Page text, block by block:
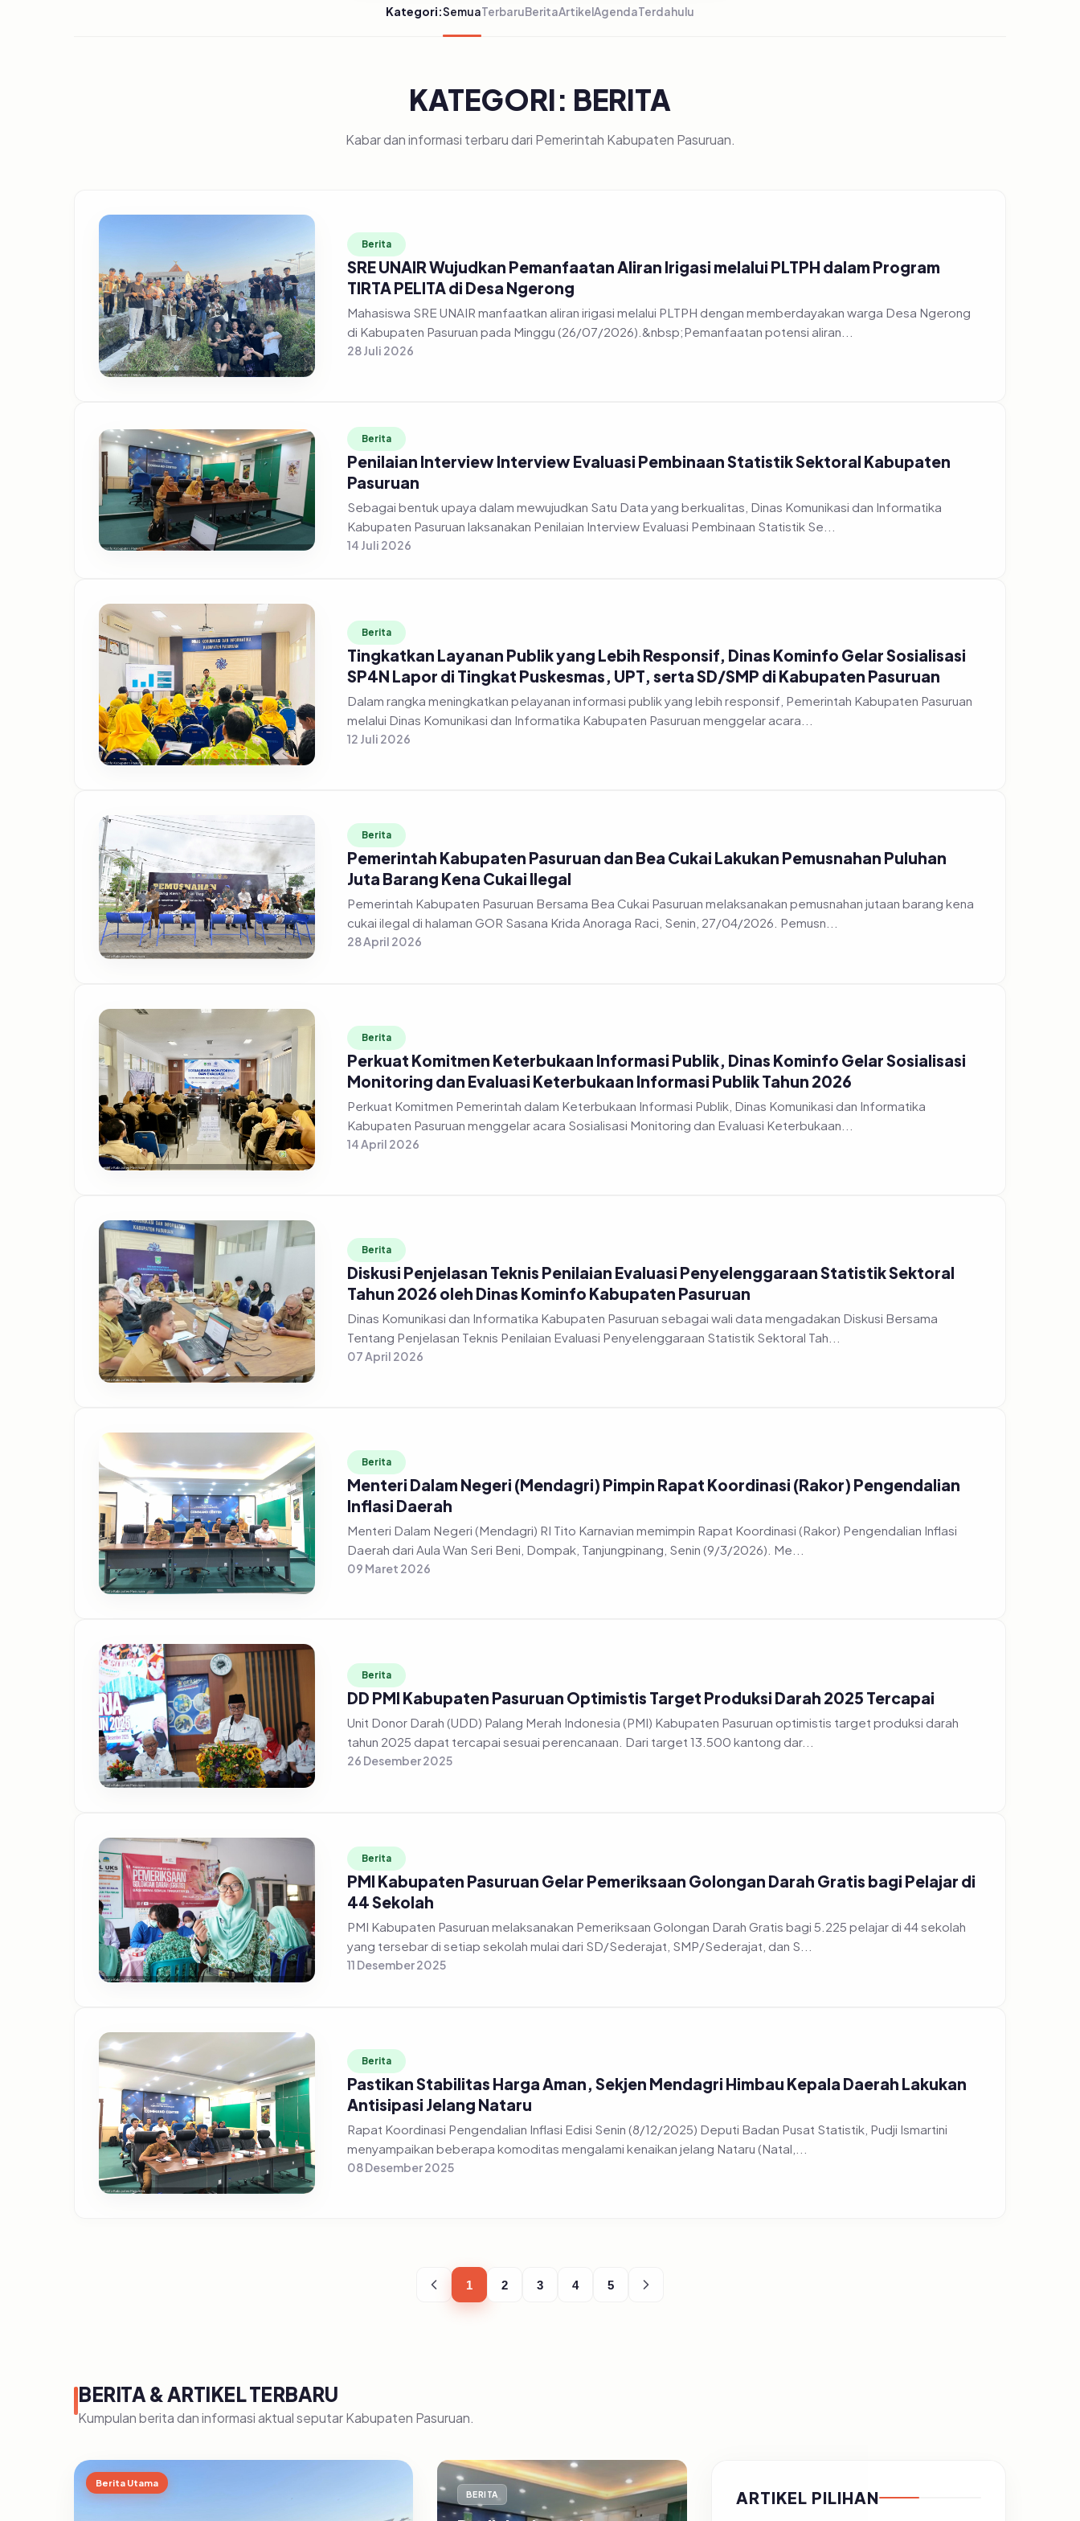
Kategori:SemuaTerbaruBeritaArtikelAgendaTerdahulu
KATEGORI: BERITA
Kabar dan informasi terbaru dari Pemerintah Kabupaten Pasuruan.
Berita
SRE UNAIR Wujudkan Pemanfaatan Aliran Irigasi melalui PLTPH dalam Program
TIRTA PELITA di Desa Ngerong
Mahasiswa SRE UNAIR manfaatkan aliran irigasi melalui PLTPH dengan memberdayakan warga Desa Ngerong
di Kabupaten Pasuruan pada Minggu (26/07/2026).&nbsp;Pemanfaatan potensi aliran...
28 Juli 2026
Berita
Penilaian Interview Interview Evaluasi Pembinaan Statistik Sektoral Kabupaten
Pasuruan
Sebagai bentuk upaya dalam mewujudkan Satu Data yang berkualitas, Dinas Komunikasi dan Informatika
Kabupaten Pasuruan laksanakan Penilaian Interview Evaluasi Pembinaan Statistik Se...
14 Juli 2026
Berita
Tingkatkan Layanan Publik yang Lebih Responsif, Dinas Kominfo Gelar Sosialisasi
SP4N Lapor di Tingkat Puskesmas, UPT, serta SD/SMP di Kabupaten Pasuruan
Dalam rangka meningkatkan pelayanan informasi publik yang lebih responsif, Pemerintah Kabupaten Pasuruan
melalui Dinas Komunikasi dan Informatika Kabupaten Pasuruan menggelar acara...
12 Juli 2026
Berita
Pemerintah Kabupaten Pasuruan dan Bea Cukai Lakukan Pemusnahan Puluhan
Juta Barang Kena Cukai Ilegal
Pemerintah Kabupaten Pasuruan Bersama Bea Cukai Pasuruan melaksanakan pemusnahan jutaan barang kena
cukai ilegal di halaman GOR Sasana Krida Anoraga Raci, Senin, 27/04/2026. Pemusn...
28 April 2026
Berita
Perkuat Komitmen Keterbukaan Informasi Publik, Dinas Kominfo Gelar Sosialisasi
Monitoring dan Evaluasi Keterbukaan Informasi Publik Tahun 2026
Perkuat Komitmen Pemerintah dalam Keterbukaan Informasi Publik, Dinas Komunikasi dan Informatika
Kabupaten Pasuruan menggelar acara Sosialisasi Monitoring dan Evaluasi Keterbukaan...
14 April 2026
Berita
Diskusi Penjelasan Teknis Penilaian Evaluasi Penyelenggaraan Statistik Sektoral
Tahun 2026 oleh Dinas Kominfo Kabupaten Pasuruan
Dinas Komunikasi dan Informatika Kabupaten Pasuruan sebagai wali data mengadakan Diskusi Bersama
Tentang Penjelasan Teknis Penilaian Evaluasi Penyelenggaraan Statistik Sektoral Tah...
07 April 2026
Berita
Menteri Dalam Negeri (Mendagri) Pimpin Rapat Koordinasi (Rakor) Pengendalian
Inflasi Daerah
Menteri Dalam Negeri (Mendagri) RI Tito Karnavian memimpin Rapat Koordinasi (Rakor) Pengendalian Inflasi
Daerah dari Aula Wan Seri Beni, Dompak, Tanjungpinang, Senin (9/3/2026). Me...
09 Maret 2026
Berita
DD PMI Kabupaten Pasuruan Optimistis Target Produksi Darah 2025 Tercapai
Unit Donor Darah (UDD) Palang Merah Indonesia (PMI) Kabupaten Pasuruan optimistis target produksi darah
tahun 2025 dapat tercapai sesuai perencanaan. Dari target 13.500 kantong dar...
26 Desember 2025
Berita
PMI Kabupaten Pasuruan Gelar Pemeriksaan Golongan Darah Gratis bagi Pelajar di
44 Sekolah
PMI Kabupaten Pasuruan melaksanakan Pemeriksaan Golongan Darah Gratis bagi 5.225 pelajar di 44 sekolah
yang tersebar di setiap sekolah mulai dari SD/Sederajat, SMP/Sederajat, dan S...
11 Desember 2025
Berita
Pastikan Stabilitas Harga Aman, Sekjen Mendagri Himbau Kepala Daerah Lakukan
Antisipasi Jelang Nataru
Rapat Koordinasi Pengendalian Inflasi Edisi Senin (8/12/2025) Deputi Badan Pusat Statistik, Pudji Ismartini
menyampaikan beberapa komoditas mengalami kenaikan jelang Nataru (Natal,...
08 Desember 2025
1 2 3 4 5
BERITA & ARTIKEL TERBARU
Kumpulan berita dan informasi aktual seputar Kabupaten Pasuruan.
Berita Utama
BERITA ARTIKEL PILIHAN